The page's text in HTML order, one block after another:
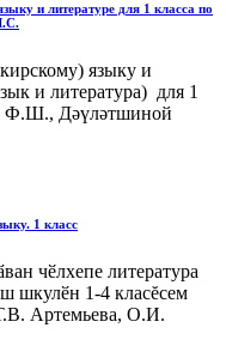
и литературе для 1 класса по
языку и
и литература) для 1
Ф.Ш., Дәүләтшиной
1 класс
чӗлхепе литература
шкулӗн 1-4 класĕсем
Артемьева, О.И.